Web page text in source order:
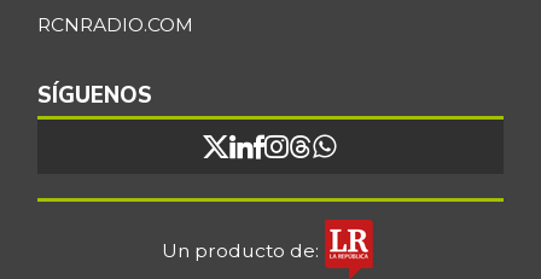
RCNRADIO.COM
SÍGUENOS
Un producto de: